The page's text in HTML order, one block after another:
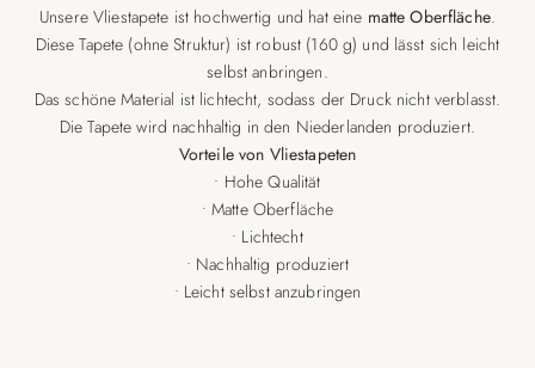
Unsere Vliestapete ist hochwertig und hat eine matte Oberfläche.
Diese Tapete (ohne Struktur) ist robust (160 g) und lässt sich leicht
selbst anbringen.
Das schöne Material ist lichtecht, sodass der Druck nicht verblasst.
Die Tapete wird nachhaltig in den Niederlanden produziert.
Vorteile von Vliestapeten
• Hohe Qualität
• Matte Oberfläche
• Lichtecht
• Nachhaltig produziert
• Leicht selbst anzubringen